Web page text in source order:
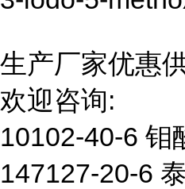
生产厂家优惠
欢迎咨询:
10102-40-6 钼
147127-20-6